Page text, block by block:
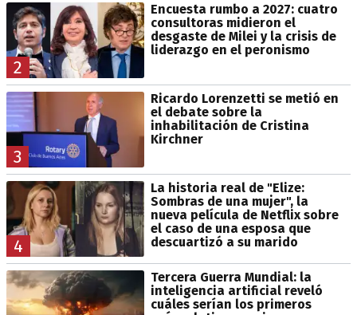
2
Encuesta rumbo a 2027: cuatro
consultoras midieron el
desgaste de Milei y la crisis de
liderazgo en el peronismo
3
Ricardo Lorenzetti se metió en
el debate sobre la
inhabilitación de Cristina
Kirchner
4
La historia real de "Elize:
Sombras de una mujer", la
nueva película de Netflix sobre
el caso de una esposa que
descuartizó a su marido
Tercera Guerra Mundial: la
inteligencia artificial reveló
cuáles serían los primeros